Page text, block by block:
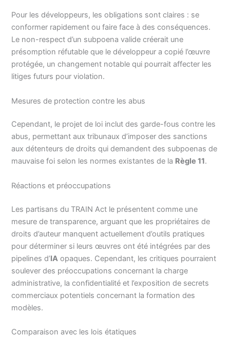
Pour les développeurs, les obligations sont claires : se
conformer rapidement ou faire face à des conséquences.
Le non-respect d’un subpoena valide créerait une
présomption réfutable que le développeur a copié l’œuvre
protégée, un changement notable qui pourrait affecter les
litiges futurs pour violation.
Mesures de protection contre les abus
Cependant, le projet de loi inclut des garde-fous contre les
abus, permettant aux tribunaux d’imposer des sanctions
aux détenteurs de droits qui demandent des subpoenas de
mauvaise foi selon les normes existantes de la Règle 11.
Réactions et préoccupations
Les partisans du TRAIN Act le présentent comme une
mesure de transparence, arguant que les propriétaires de
droits d’auteur manquent actuellement d’outils pratiques
pour déterminer si leurs œuvres ont été intégrées par des
pipelines d’IA opaques. Cependant, les critiques pourraient
soulever des préoccupations concernant la charge
administrative, la confidentialité et l’exposition de secrets
commerciaux potentiels concernant la formation des
modèles.
Comparaison avec les lois étatiques